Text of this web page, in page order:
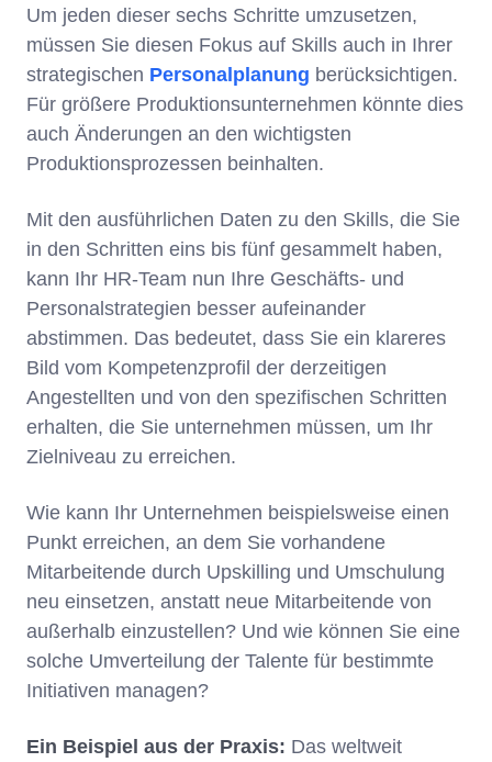
Um jeden dieser sechs Schritte umzusetzen,
müssen Sie diesen Fokus auf Skills auch in Ihrer
strategischen Personalplanung berücksichtigen.
Für größere Produktionsunternehmen könnte dies
auch Änderungen an den wichtigsten
Produktionsprozessen beinhalten.
Mit den ausführlichen Daten zu den Skills, die Sie
in den Schritten eins bis fünf gesammelt haben,
kann Ihr HR-Team nun Ihre Geschäfts- und
Personalstrategien besser aufeinander
abstimmen. Das bedeutet, dass Sie ein klareres
Bild vom Kompetenzprofil der derzeitigen
Angestellten und von den spezifischen Schritten
erhalten, die Sie unternehmen müssen, um Ihr
Zielniveau zu erreichen.
Wie kann Ihr Unternehmen beispielsweise einen
Punkt erreichen, an dem Sie vorhandene
Mitarbeitende durch Upskilling und Umschulung
neu einsetzen, anstatt neue Mitarbeitende von
außerhalb einzustellen? Und wie können Sie eine
solche Umverteilung der Talente für bestimmte
Initiativen managen?
Ein Beispiel aus der Praxis: Das weltweit